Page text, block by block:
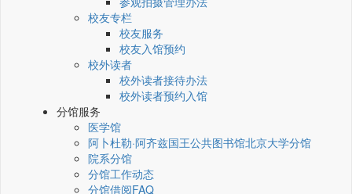
校友专栏
校友服务
校友入馆预约
校外读者
校外读者接待办法
校外读者预约入馆
分馆服务
医学馆
阿卜杜勒·阿齐兹国王公共图书馆北京大学分馆
院系分馆
分馆工作动态
分馆借阅FAQ